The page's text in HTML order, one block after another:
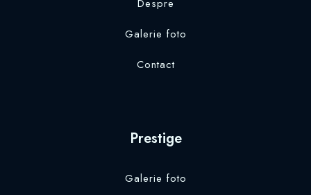
Despre
Galerie foto
Contact
Prestige
Galerie foto